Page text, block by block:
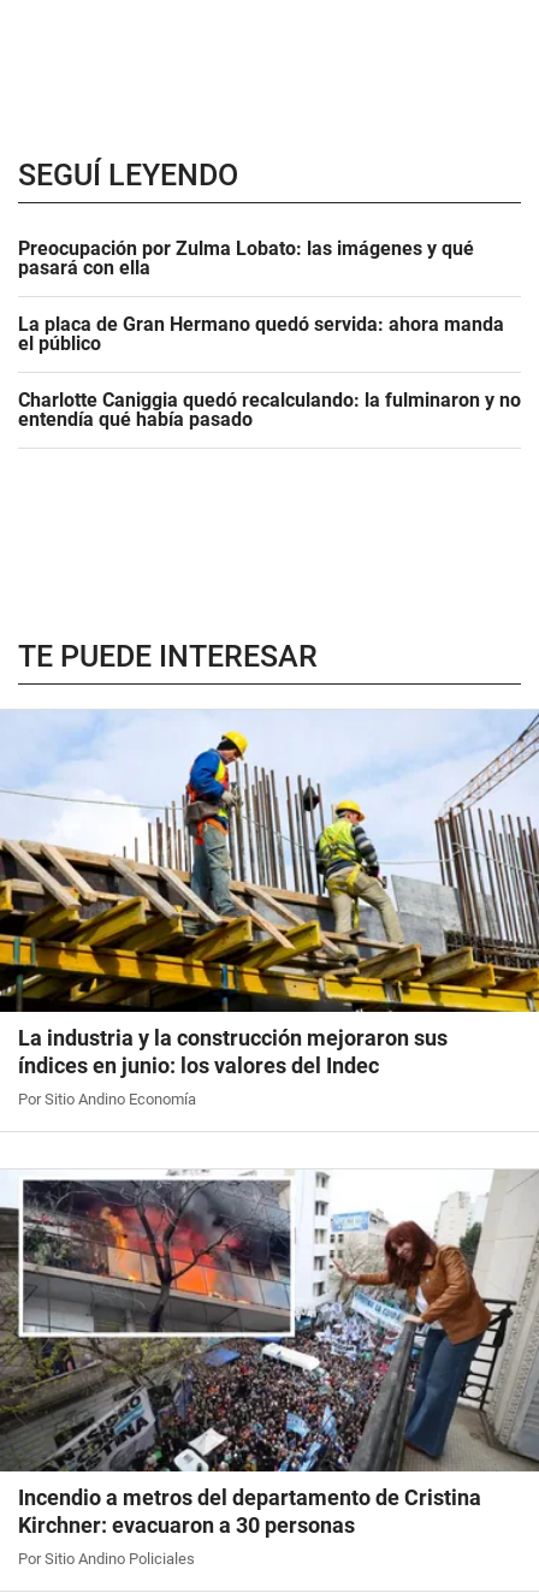
SEGUÍ LEYENDO
Preocupación por Zulma Lobato: las imágenes y qué
pasará con ella
La placa de Gran Hermano quedó servida: ahora manda
el público
Charlotte Caniggia quedó recalculando: la fulminaron y no
entendía qué había pasado
TE PUEDE INTERESAR
La industria y la construcción mejoraron sus
índices en junio: los valores del Indec
Por Sitio Andino Economía
Incendio a metros del departamento de Cristina
Kirchner: evacuaron a 30 personas
Por Sitio Andino Policiales